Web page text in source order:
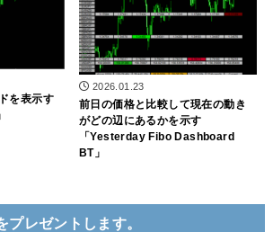
を表示す
2026.01.23
前日の価格と比較して現在の動き
がどの辺にあるかを示す
「Yesterday Fibo Dashboard
BT」
プレゼントします。